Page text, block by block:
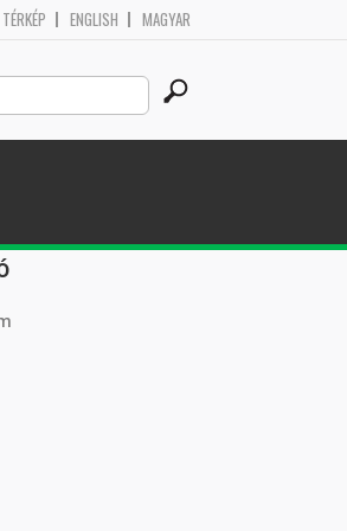
TÉRKÉP ENGLISH MAGYAR
Search
this
site